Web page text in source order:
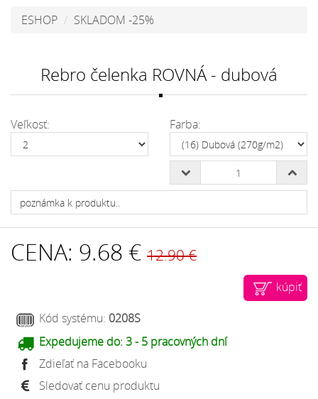
ESHOP SKLADOM -25%
Rebro čelenka ROVNÁ - dubová
Veľkosť: Farba:
CENA: 9.68 € 12.90 €
kúpiť
Kód systému: 0208S
Expedujeme do: 3 - 5 pracovných dní
Zdieľať na Facebooku
Sledovať cenu produktu